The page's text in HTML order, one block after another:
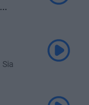
Sia